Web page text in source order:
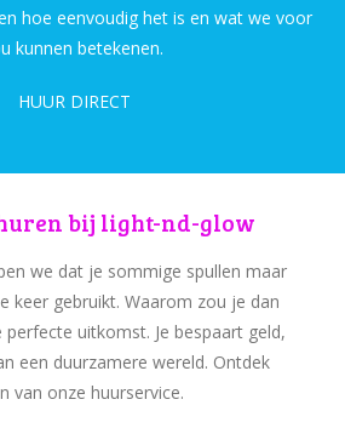
hoe eenvoudig het is en wat we voor
kunnen betekenen.
HUUR DIRECT
bij light-nd-glow
we dat je sommige spullen maar
keer gebruikt. Waarom zou je dan
perfecte uitkomst. Je bespaart geld,
een duurzamere wereld. Ontdek
van onze huurservice.